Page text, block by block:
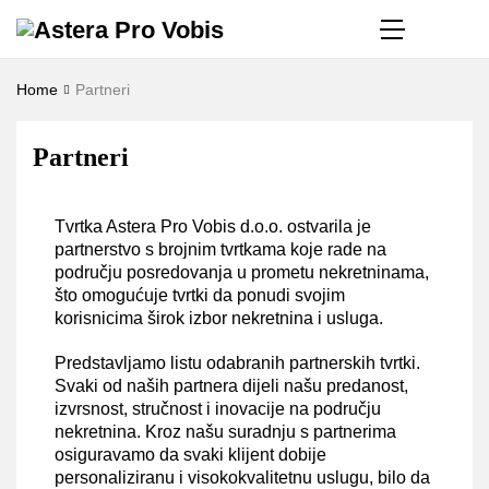
Home Partneri
Partneri
Tvrtka Astera Pro Vobis d.o.o. ostvarila je
partnerstvo s brojnim tvrtkama koje rade na
području posredovanja u prometu nekretninama,
što omogućuje tvrtki da ponudi svojim
korisnicima širok izbor nekretnina i usluga.
Predstavljamo listu odabranih partnerskih tvrtki.
Svaki od naših partnera dijeli našu predanost,
izvrsnost, stručnost i inovacije na području
nekretnina. Kroz našu suradnju s partnerima
osiguravamo da svaki klijent dobije
personaliziranu i visokokvalitetnu uslugu, bilo da